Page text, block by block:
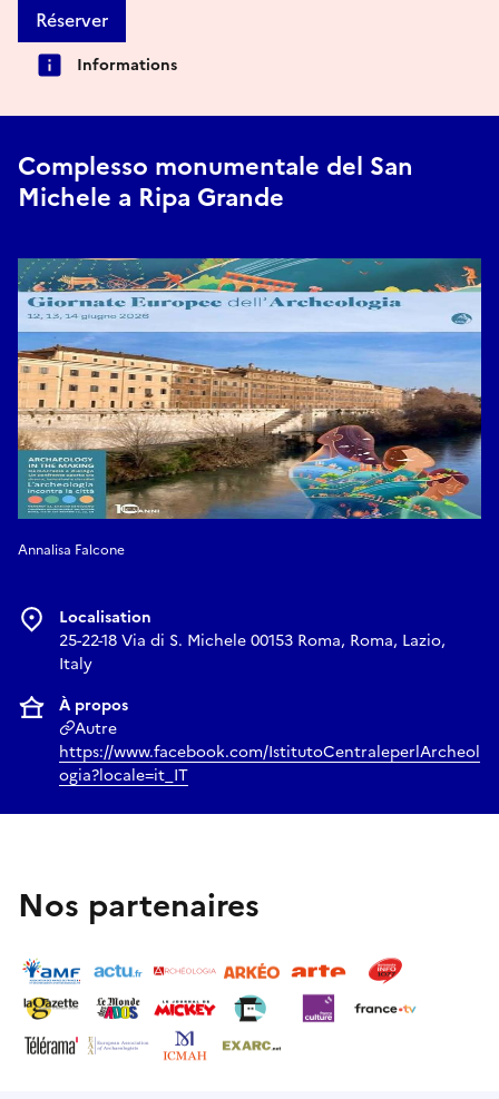
Réserver
Informations
Complesso monumentale del San
Michele a Ripa Grande
Annalisa Falcone
Localisation
25-22-18 Via di S. Michele 00153 Roma, Roma, Lazio,
Italy
À propos
Autre
https://www.facebook.com/IstitutoCentraleperlArcheol
ogia?locale=it_IT
Nos partenaires